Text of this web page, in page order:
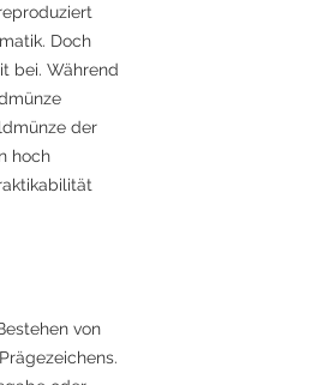
Doch
bei. Während
der
hoch
von